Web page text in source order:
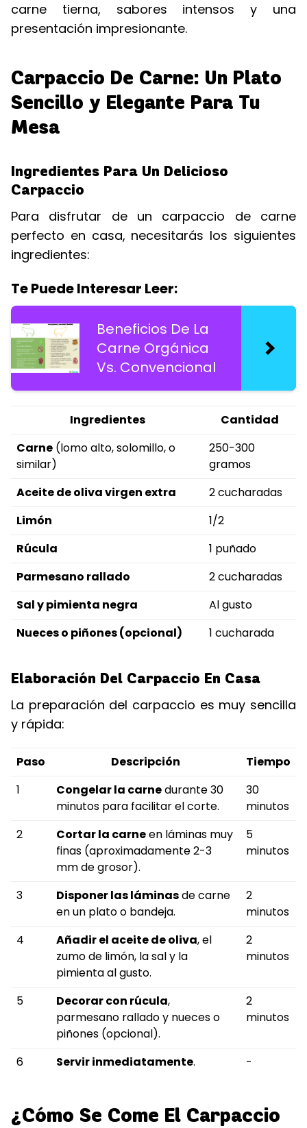
carne tierna, sabores intensos y una
presentación impresionante.
Carpaccio De Carne: Un Plato
Sencillo y Elegante Para Tu
Mesa
Ingredientes Para Un Delicioso
Carpaccio
Para disfrutar de un carpaccio de carne
perfecto en casa, necesitarás los siguientes
ingredientes:
Te Puede Interesar Leer:
Beneficios De La
Carne Orgánica
Vs. Convencional
Ingredientes
Cantidad
Carne (lomo alto, solomillo, o
similar)
250-300
gramos
Aceite de oliva virgen extra
2 cucharadas
Limón
1/2
Rúcula
1 puñado
Parmesano rallado
2 cucharadas
Sal y pimienta negra
Al gusto
Nueces o piñones (opcional)
1 cucharada
Elaboración Del Carpaccio En Casa
La preparación del carpaccio es muy sencilla
y rápida:
Paso Descripción
Tiempo
1
Congelar la carnedurante 30
minutos para facilitar el corte.
30
minutos
2
Cortar la carneen láminas muy
finas (aproximadamente 2-3
mm de grosor).
5
minutos
3 Disponer las láminasde carne
en un plato o bandeja.
2
minutos
4
Añadir el aceite de oliva, el
zumo de limón, la sal y la
pimienta al gusto.
2
minutos
5 Decorar con rúcula,
parmesano rallado y nueces o
piñones (opcional).
2
minutos
6 Servir inmediatamente. -
¿Cómo Se Come El Carpaccio